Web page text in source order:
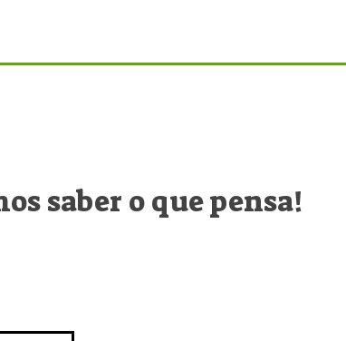
saber o que pensa!